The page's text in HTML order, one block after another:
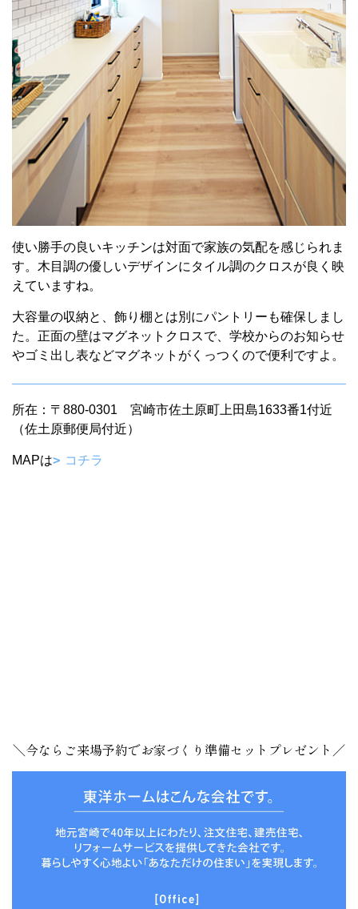
使い勝手の良いキッチンは対面で家族の気配を感じられま
す。木目調の優しいデザインにタイル調のクロスが良く映
えていますね。
大容量の収納と、飾り棚とは別にパントリーも確保しまし
た。正面の壁はマグネットクロスで、学校からのお知らせ
やゴミ出し表などマグネットがくっつくので便利ですよ。
所在：〒880-0301 宮崎市佐土原町上田島1633番1付近
（佐土原郵便局付近）
MAPは コチラ
＼今ならご来場予約でお家づくり準備セットプレゼント／